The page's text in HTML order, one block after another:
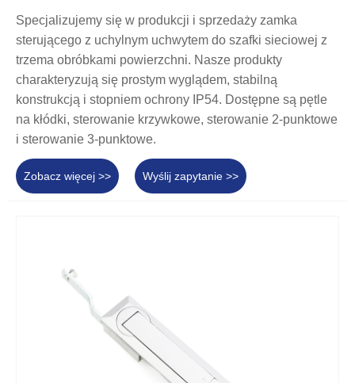
Specjalizujemy się w produkcji i sprzedaży zamka
sterującego z uchylnym uchwytem do szafki sieciowej z
trzema obróbkami powierzchni. Nasze produkty
charakteryzują się prostym wyglądem, stabilną
konstrukcją i stopniem ochrony IP54. Dostępne są pętle
na kłódki, sterowanie krzywkowe, sterowanie 2-punktowe
i sterowanie 3-punktowe.
Zobacz więcej >> Wyślij zapytanie >>